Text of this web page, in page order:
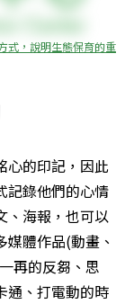
式，說明生態保育的重
心的印記，因此
記錄他們的心情
、海報，也可以
體作品(動畫、
再的反芻、思
通、打電動的時